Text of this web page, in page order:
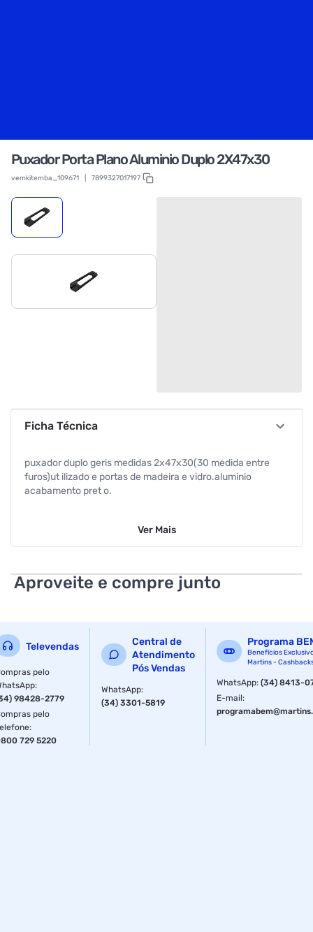
Puxador Porta Plano Aluminio Duplo 2X47x30
vemkitemba_109671 7899327017197
Ficha Técnica
puxador duplo geris medidas 2x47x30(30 medida entre
furos)ut ilizado e portas de madeira e vidro.aluminio
acabamento pret o.
Ver Mais
Aproveite e compre junto
Televendas
pelo
:
98428-2779
pelo
:
729 5220
Central de
Atendimento
Pós Vendas
WhatsApp:
(34) 3301-5819
Programa
Benefícios
Martins -
WhatsApp:(34) 8413-
E-mail: